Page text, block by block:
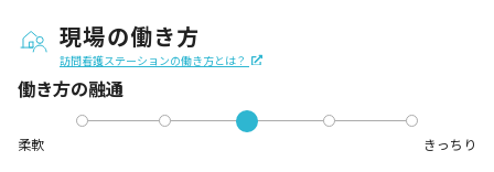
現場の働き方
訪問看護ステーションの働き方とは？
働き方の融通
柔軟 きっちり